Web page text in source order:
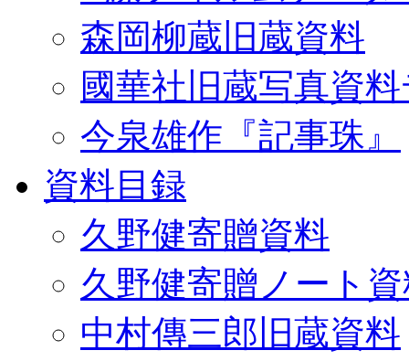
森岡柳蔵旧蔵資料
國華社旧蔵写真資
今泉雄作『記事珠』
資料目録
久野健寄贈資料
久野健寄贈ノート
中村傳三郎旧蔵資料